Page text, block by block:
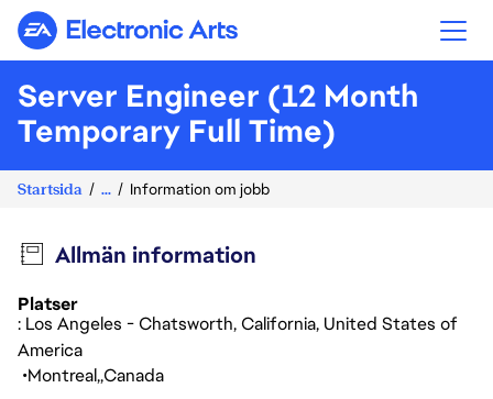
Electronic Arts
Server Engineer (12 Month
Temporary Full Time)
Startsida ... Information om jobb
Allmän information
Platser
: Los Angeles - Chatsworth, California, United States of
America
Montreal Canada